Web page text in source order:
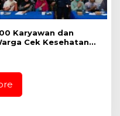
Karyawan dan
Cek Kesehatan